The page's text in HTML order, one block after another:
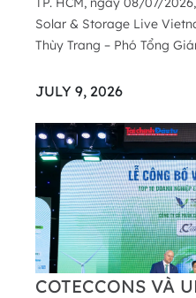
Solar & Storage Live
Thùy Trang – Phó Tổng
đầy: Luật chơi mới của
JULY 9, 2026
COTECCONS VÀ